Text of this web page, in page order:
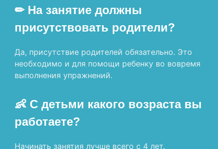
✏ На занятие должны
присутствовать родители?
Да, присутствие родителей обязательно. Это
необходимо и для помощи ребенку во вовремя
выполнения упражнений.
👶 С детьми какого возраста вы
работаете?
Начинать занятия лучше всего с 4 лет.